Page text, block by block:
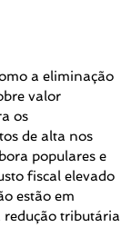
a eliminação
valor
os
de alta nos
populares e
fiscal elevado
estão em
redução tributária